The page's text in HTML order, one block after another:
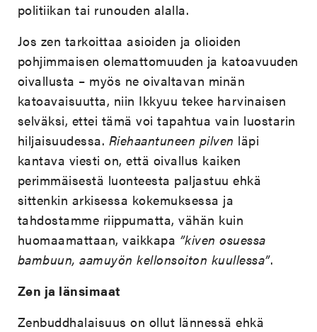
politiikan tai runouden alalla.
Jos zen tarkoittaa asioiden ja olioiden
pohjimmaisen olemattomuuden ja katoavuuden
oivallusta – myös ne oivaltavan minän
katoavaisuutta, niin Ikkyuu tekee harvinaisen
selväksi, ettei tämä voi tapahtua vain luostarin
hiljaisuudessa. Riehaantuneen pilven läpi
kantava viesti on, että oivallus kaiken
perimmäisestä luonteesta paljastuu ehkä
sittenkin arkisessa kokemuksessa ja
tahdostamme riippumatta, vähän kuin
huomaamattaan, vaikkapa ”kiven osuessa
bambuun, aamuyön kellonsoiton kuullessa”.
Zen ja länsimaat
Zenbuddhalaisuus on ollut lännessä ehkä